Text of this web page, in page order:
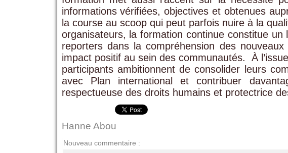
informations vérifiées, objectives et obtenues
la course au scoop qui peut parfois nuire à la
organisateurs, la formation continue constitue
reporters dans la compréhension des
impact positif au sein des communautés. ‎ ‎À
participants ambitionnent de consolider leurs
avec Plan international et contribuer
respectueuse des droits humains et protectrice
Hanne Abou
Nouveau commentaire :